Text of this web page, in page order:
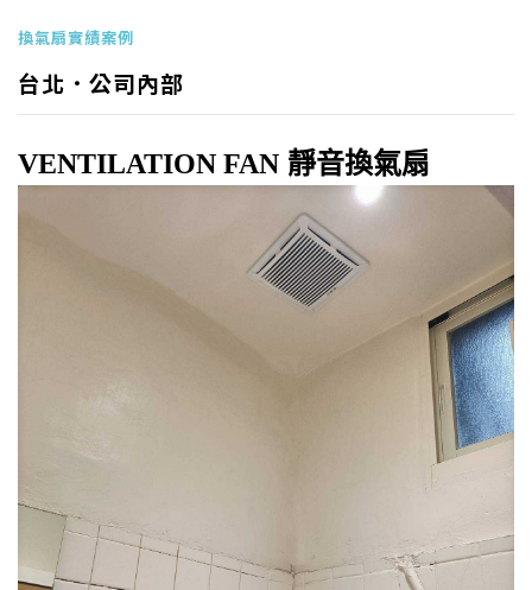
換氣扇實績案例
台北．公司內部
VENTILATION FAN 靜音換氣扇